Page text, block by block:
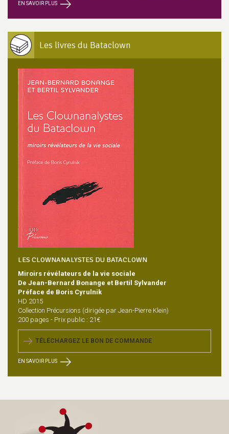
EN SAVOIR PLUS
Les livres du Bataclown
LES CLOWNANALYSTES DU BATACLOWN
Miroirs révélateurs de la vie sociale
De Jean-Bernard Bonange et Bertil Sylvander
Préface de Boris Cyrulnik
HD 2015
Collection Précursions (dirigée par Jean-Pierre Klein)
200 pages - Prix public : 21€
TÉLÉCHARGEZ LE BON DE COMMANDE
EN SAVOIR PLUS